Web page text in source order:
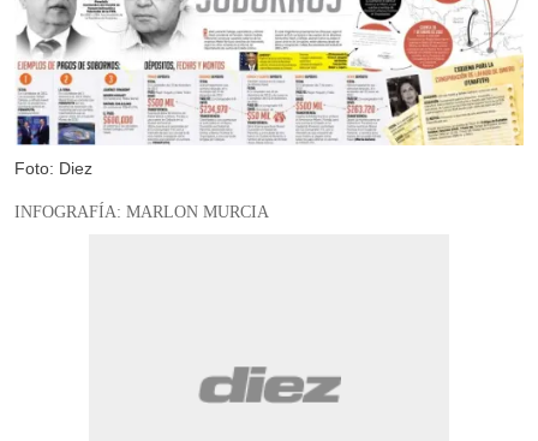
Foto: Diez
INFOGRAFÍA: MARLON MURCIA